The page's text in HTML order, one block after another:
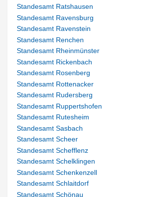
Standesamt Ratshausen
Standesamt Ravensburg
Standesamt Ravenstein
Standesamt Renchen
Standesamt Rheinmünster
Standesamt Rickenbach
Standesamt Rosenberg
Standesamt Rottenacker
Standesamt Rudersberg
Standesamt Ruppertshofen
Standesamt Rutesheim
Standesamt Sasbach
Standesamt Scheer
Standesamt Schefflenz
Standesamt Schelklingen
Standesamt Schenkenzell
Standesamt Schlaitdorf
Standesamt Schönau